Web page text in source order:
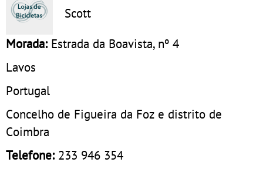
Scott
Morada: Estrada da Boavista, nº 4
Lavos
Portugal
Concelho de Figueira da Foz e distrito de
Coimbra
Telefone: 233 946 354